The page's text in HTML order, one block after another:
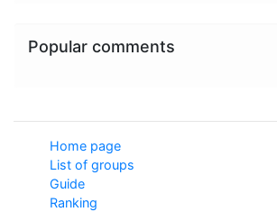
Popular comments
Home page
List of groups
Guide
Ranking